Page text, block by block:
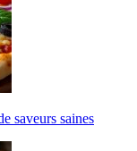
saveurs saines